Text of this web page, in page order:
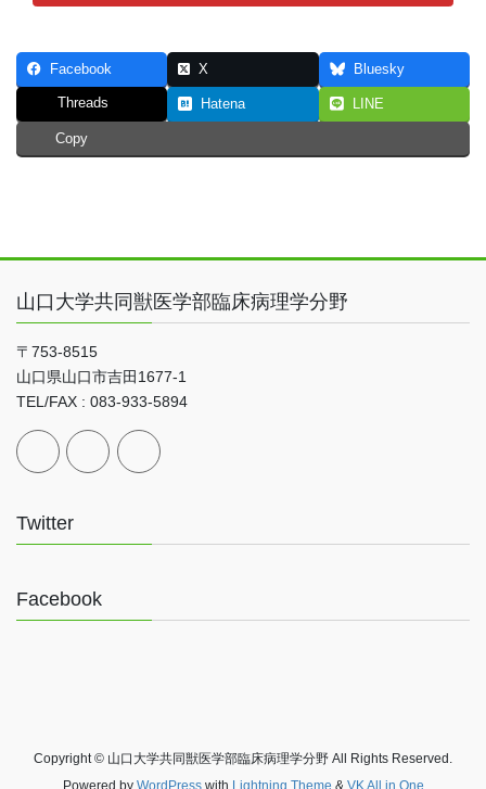
Facebook X Bluesky
Threads Hatena LINE
Copy
山口大学共同獣医学部臨床病理学分野
〒753-8515
山口県山口市吉田1677-1
TEL/FAX : 083-933-5894
Twitter
Facebook
Copyright © 山口大学共同獣医学部臨床病理学分野 All Rights Reserved.
Powered by WordPresswith Lightning Theme & VK All in One